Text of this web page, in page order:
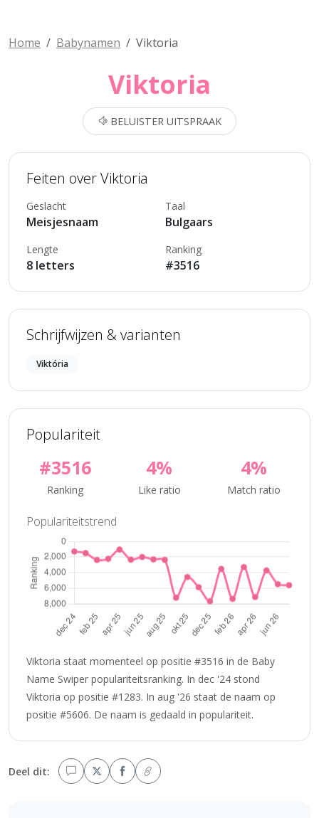
Home Babynamen Viktoria
Viktoria
BELUISTER UITSPRAAK
Feiten over Viktoria
Geslacht
Meisjesnaam
Taal
Bulgaars
Lengte
8 letters
Ranking
#3516
Schrijfwijzen & varianten
Viktória
Populariteit
#3516
Ranking
4%
Like ratio
4%
Match ratio
Populariteitstrend
Viktoria staat momenteel op positie #3516 in de Baby
Name Swiper populariteitsranking. In dec '24 stond
Viktoria op positie #1283. In aug '26 staat de naam op
positie #5606. De naam is gedaald in populariteit.
Deel dit: